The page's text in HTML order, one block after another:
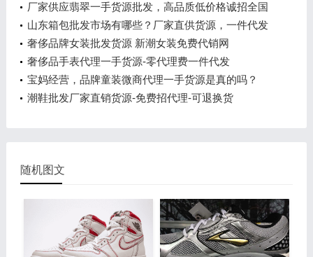
厂家供应翡翠一手货源批发，高品质低价格诚招全国
代理
山东箱包批发市场有哪些？厂家直供货源，一件代发
奢侈品牌女装批发货源 新潮女装免费代销网
奢侈品手表代理一手货源-零代理费一件代发
宝妈经营，品牌童装微商代理一手货源是真的吗？
潮鞋批发厂家直销货源-免费招代理-可退换货
随机图文